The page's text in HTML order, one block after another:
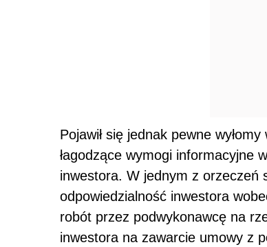
Pojawił się jednak pewne
łagodzące wymogi informacyjne
inwestora. W jednym z orzeczeń
odpowiedzialność inwestora
robót przez podwykonawcę na
inwestora na zawarcie umowy z